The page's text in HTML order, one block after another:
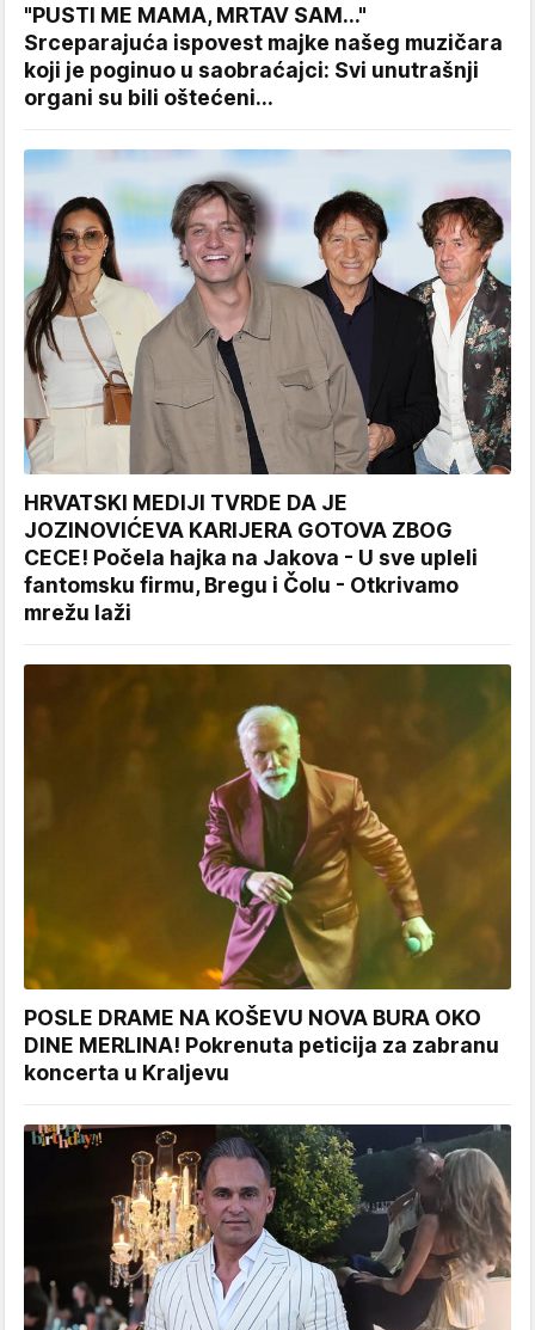
"PUSTI ME MAMA, MRTAV SAM..."
Srceparajuća ispovest majke našeg muzičara
koji je poginuo u saobraćajci: Svi unutrašnji
organi su bili oštećeni...
HRVATSKI MEDIJI TVRDE DA JE
JOZINOVIĆEVA KARIJERA GOTOVA ZBOG
CECE! Počela hajka na Jakova - U sve upleli
fantomsku firmu, Bregu i Čolu - Otkrivamo
mrežu laži
POSLE DRAME NA KOŠEVU NOVA BURA OKO
DINE MERLINA! Pokrenuta peticija za zabranu
koncerta u Kraljevu